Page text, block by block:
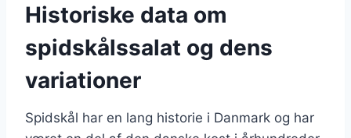
Historiske data om
spidskålssalat og dens
variationer
Spidskål har en lang historie i Danmark og har